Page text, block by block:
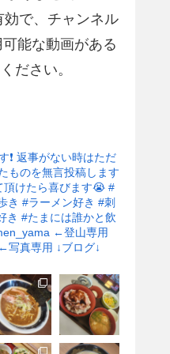
効で、チャンネル
能な動画がある
ださい。
❗ 返事がない時はただ
ものを無言投稿します
頂けたら喜びます😭#
き #ラーメン好き #刺
き #たまには誰かと飲
←登山専用
写真専用 ↓ブログ↓